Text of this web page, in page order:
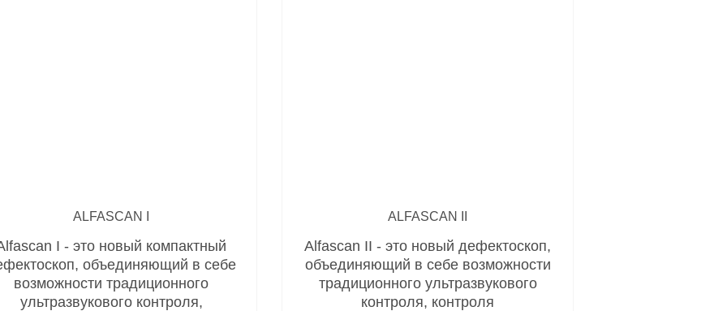
ALFASCAN I
I - это новый компактный
объединяющий в себе
возможности традиционного
ультразвукового контроля,
ALFASCAN II
Alfascan II - это новый дефектоскоп,
объединяющий в себе возможности
традиционного ультразвукового
контроля, контроля